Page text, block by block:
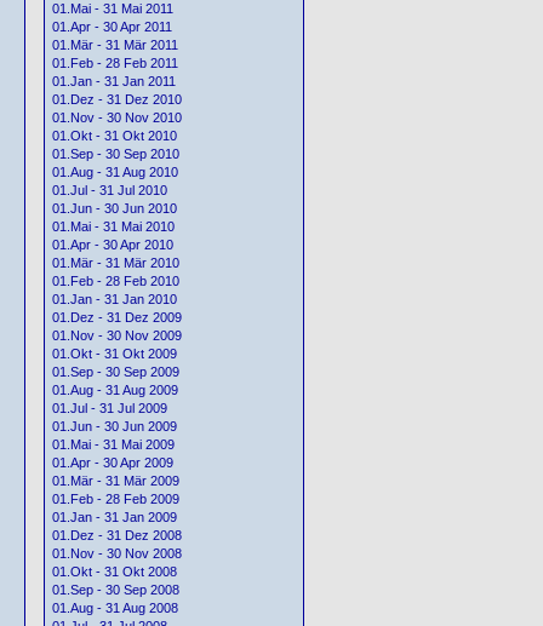
01.Mai - 31 Mai 2011
01.Apr - 30 Apr 2011
01.Mär - 31 Mär 2011
01.Feb - 28 Feb 2011
01.Jan - 31 Jan 2011
01.Dez - 31 Dez 2010
01.Nov - 30 Nov 2010
01.Okt - 31 Okt 2010
01.Sep - 30 Sep 2010
01.Aug - 31 Aug 2010
01.Jul - 31 Jul 2010
01.Jun - 30 Jun 2010
01.Mai - 31 Mai 2010
01.Apr - 30 Apr 2010
01.Mär - 31 Mär 2010
01.Feb - 28 Feb 2010
01.Jan - 31 Jan 2010
01.Dez - 31 Dez 2009
01.Nov - 30 Nov 2009
01.Okt - 31 Okt 2009
01.Sep - 30 Sep 2009
01.Aug - 31 Aug 2009
01.Jul - 31 Jul 2009
01.Jun - 30 Jun 2009
01.Mai - 31 Mai 2009
01.Apr - 30 Apr 2009
01.Mär - 31 Mär 2009
01.Feb - 28 Feb 2009
01.Jan - 31 Jan 2009
01.Dez - 31 Dez 2008
01.Nov - 30 Nov 2008
01.Okt - 31 Okt 2008
01.Sep - 30 Sep 2008
01.Aug - 31 Aug 2008